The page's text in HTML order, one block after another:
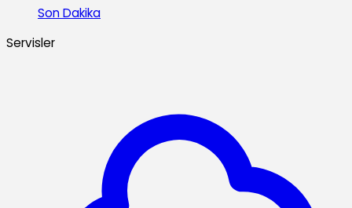
Son Dakika
Servisler